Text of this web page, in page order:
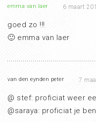
emma van laer 6 maart
goed zo !!!
🙂 emma van laer
van den eynden peter 7
@ stef: proficiat weer
@saraya: proficiat je